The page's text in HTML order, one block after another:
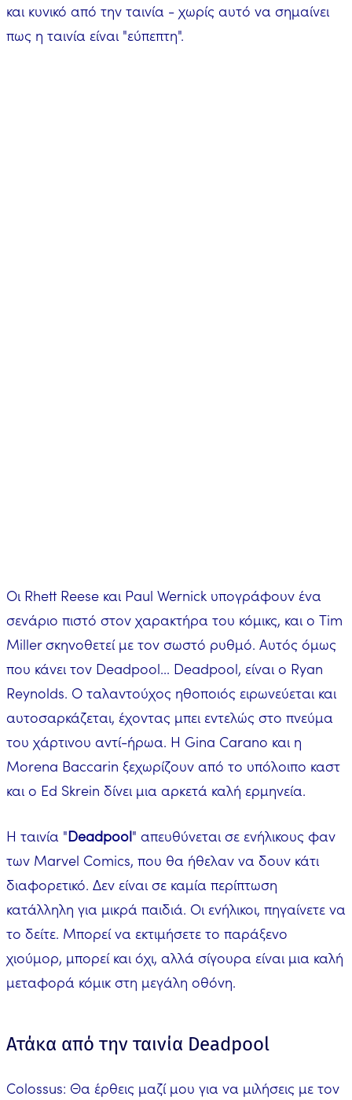
και κυνικό από την ταινία - χωρίς αυτό να σημαίνει
πως η ταινία είναι "εύπεπτη".
Οι Rhett Reese και Paul Wernick υπογράφουν ένα
σενάριο πιστό στον χαρακτήρα του κόμικς, και ο Tim
Miller σκηνοθετεί με τον σωστό ρυθμό. Αυτός όμως
που κάνει τον Deadpool... Deadpool, είναι ο Ryan
Reynolds. Ο ταλαντούχος ηθοποιός ειρωνεύεται και
αυτοσαρκάζεται, έχοντας μπει εντελώς στο πνεύμα
του χάρτινου αντί-ήρωα. Η Gina Carano και η
Morena Baccarin ξεχωρίζουν από το υπόλοιπο καστ
και ο Ed Skrein δίνει μια αρκετά καλή ερμηνεία.
Η ταινία "Deadpool" απευθύνεται σε ενήλικους φαν
των Marvel Comics, που θα ήθελαν να δουν κάτι
διαφορετικό. Δεν είναι σε καμία περίπτωση
κατάλληλη για μικρά παιδιά. Οι ενήλικοι, πηγαίνετε να
το δείτε. Μπορεί να εκτιμήσετε το παράξενο
χιούμορ, μπορεί και όχι, αλλά σίγουρα είναι μια καλή
μεταφορά κόμικ στη μεγάλη οθόνη.
Ατάκα από την ταινία Deadpool
Colossus: Θα έρθεις μαζί μου για να μιλήσεις με τον